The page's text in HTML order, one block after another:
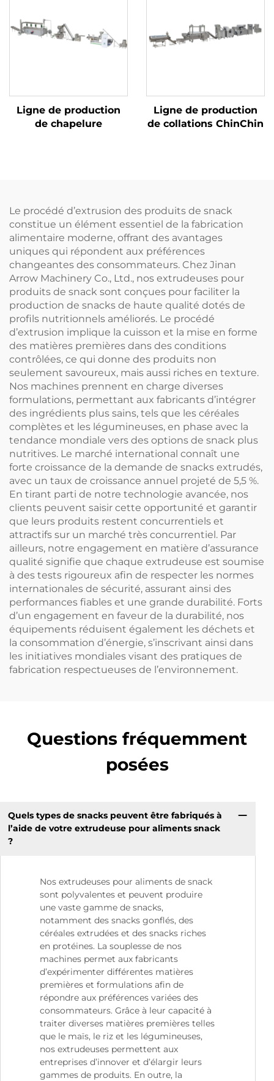
Ligne de production
de chapelure
Ligne de production
de collations ChinChin
Le procédé d’extrusion des produits de snack
constitue un élément essentiel de la fabrication
alimentaire moderne, offrant des avantages
uniques qui répondent aux préférences
changeantes des consommateurs. Chez Jinan
Arrow Machinery Co., Ltd., nos extrudeuses pour
produits de snack sont conçues pour faciliter la
production de snacks de haute qualité dotés de
profils nutritionnels améliorés. Le procédé
d’extrusion implique la cuisson et la mise en forme
des matières premières dans des conditions
contrôlées, ce qui donne des produits non
seulement savoureux, mais aussi riches en texture.
Nos machines prennent en charge diverses
formulations, permettant aux fabricants d’intégrer
des ingrédients plus sains, tels que les céréales
complètes et les légumineuses, en phase avec la
tendance mondiale vers des options de snack plus
nutritives. Le marché international connaît une
forte croissance de la demande de snacks extrudés,
avec un taux de croissance annuel projeté de 5,5 %.
En tirant parti de notre technologie avancée, nos
clients peuvent saisir cette opportunité et garantir
que leurs produits restent concurrentiels et
attractifs sur un marché très concurrentiel. Par
ailleurs, notre engagement en matière d’assurance
qualité signifie que chaque extrudeuse est soumise
à des tests rigoureux afin de respecter les normes
internationales de sécurité, assurant ainsi des
performances fiables et une grande durabilité. Forts
d’un engagement en faveur de la durabilité, nos
équipements réduisent également les déchets et
la consommation d’énergie, s’inscrivant ainsi dans
les initiatives mondiales visant des pratiques de
fabrication respectueuses de l’environnement.
Questions fréquemment
posées
Quels types de snacks peuvent être fabriqués à
l’aide de votre extrudeuse pour aliments snack
?
Nos extrudeuses pour aliments de snack
sont polyvalentes et peuvent produire
une vaste gamme de snacks,
notamment des snacks gonflés, des
céréales extrudées et des snacks riches
en protéines. La souplesse de nos
machines permet aux fabricants
d’expérimenter différentes matières
premières et formulations afin de
répondre aux préférences variées des
consommateurs. Grâce à leur capacité à
traiter diverses matières premières telles
que le maïs, le riz et les légumineuses,
nos extrudeuses permettent aux
entreprises d’innover et d’élargir leurs
gammes de produits. En outre, la